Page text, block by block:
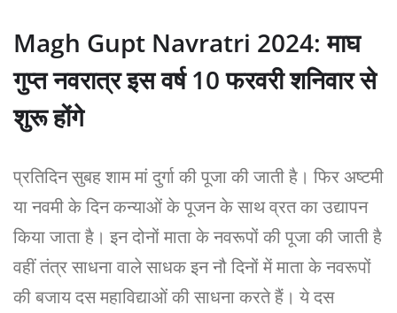
Magh Gupt Navratri 2024: माघ
गुप्त नवरात्र इस वर्ष 10 फरवरी शनिवार से
शुरू होंगे
प्रतिदिन सुबह शाम मां दुर्गा की पूजा की जाती है। फिर अष्टमी
या नवमी के दिन कन्याओं के पूजन के साथ व्रत का उद्यापन
किया जाता है। इन दोनों माता के नवरूपों की पूजा की जाती है
वहीं तंत्र साधना वाले साधक इन नौ दिनों में माता के नवरूपों
की बजाय दस महाविद्याओं की साधना करते हैं। ये दस